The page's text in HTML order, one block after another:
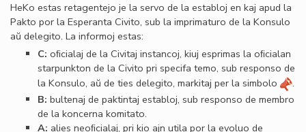
HeKo estas retagentejo je la servo de la establoj en kaj apud la
Pakto por la Esperanta Civito, sub la imprimaturo de la Konsulo
aŭ delegito. La informoj estas:
C: oﬁcialaj de la Civitaj instancoj, kiuj esprimas la oﬁcialan
starpunkton de la Civito pri specifa temo, sub responso de
la Konsulo, aŭ de ties delegito, markitaj per la simbolo
.
B: bultenaj de paktintaj establoj, sub responso de membro
de la koncerna komitato.
A: alies neoﬁcialaj, pri kio ajn utila por la evoluo de